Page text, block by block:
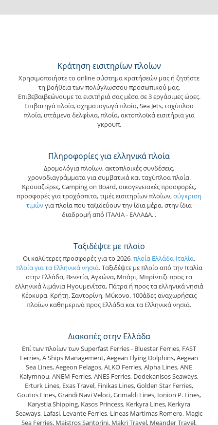
Κράτηση εισιτηρίων πλοίων
Χρησιμοποιήστε το online σύστημα κρατήσεών μας ή ζητήστε
τη βοήθεια των πολύγλωσσου προσωπικού μας.
Επιβεβαιβεώνουμε τα εισιτήριά σας μέσα σε 3 εργάσιμες ώρες.
Επιβατηγά πλοία, οχηματαγωγά πλοία, Sea Jets, ταχύπλοα
πλοία, ιπτάμενα δελφίνια, πλοία, ακτοπλοϊκά εισιτήρια για
γκρουπ.
Πληροφορίες για ελληνικά πλοία
Δρομολόγια πλοίων, ακτοπλοικές συνδέσεις,
χρονοδιαγράμματα για συμβατικά και ταχύπλοα πλοία.
Κρουαζιέρες, Camping on Board, οικογενειακές προσφορές,
προσφορές για τροχόσπιτα, τιμές εισιτηρίων πλοίων,σύγκριση
τιμώνγια πλοία που ταξιδεύουν την ίδια μέρα, στην ίδια
διαδρομή από ΙΤΑΛΙΑ - ΕΛΛΑΔΑ. .
Ταξιδέψτε με πλοίο
Οι καλύτερες προσφορές για το 2026,πλοία Ελλάδα-Ιταλία,
πλοία για τα Ελληνικά νησιά. Ταξιδέψτε με πλοίο από την Ιταλία
στην Ελλάδα, Βενετία, Αγκώνα, Μπάρι, Μπρίντιζι προς τα
ελληνικά λιμάνια Ηγουμενίτσα, Πάτρα ή προς τα ελληνικά νησιά
Κέρκυρα, Κρήτη, Σαντορίνη, Μύκονο. 100άδες αναχωρήσεις
πλοίων καθημερινά προς Ελλάδα και τα Ελληνικά νησιά.
Διακοπές στην Ελλάδα
Επί των πλοίων των Superfast Ferries - Bluestar Ferries, FAST
Ferries, A Ships Management, Aegean Flying Dolphins, Aegean
Sea Lines, Aegeon Pelagos, ALKO Ferries, Alpha Lines, ANE
Kalymnou, ANEM Ferries, ANES Ferries, Dodekanisos Seaways,
Erturk Lines, Exas Travel, Finikas Lines, Golden Star Ferries,
Goutos Lines, Grandi Navi Veloci, Grimaldi Lines, Ionion P. Lines,
Karystia Shipping, Kasos Princess, Kerkyra Lines, Kerkyra
Seaways, Lafasi, Levante Ferries, Lineas Martimas Romero, Magic
Sea Ferries, Maistros Santorini, Makri Travel, Meander Travel,